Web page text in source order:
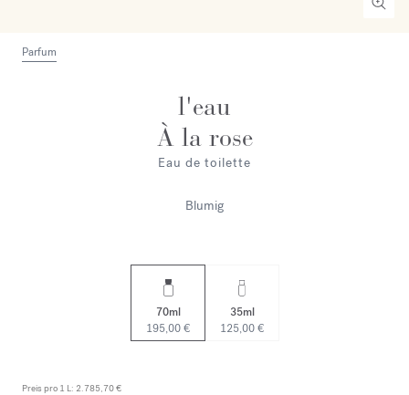
Parfum
l'eau
À la rose
Eau de toilette
Blumig
70ml
195,00 €
35ml
125,00 €
Preis pro 1 L: 2.785,70 €